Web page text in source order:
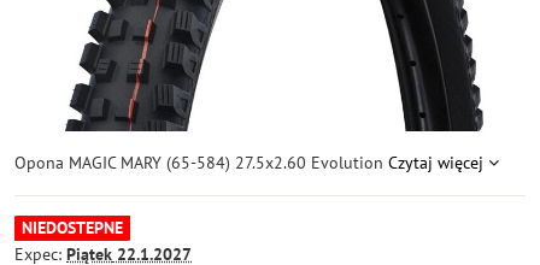
Opona MAGIC MARY (65-584) 27.5x2.60 Evolution Czytaj więcej
NIEDOSTEPNE
Expec: Piątek 22.1.2027